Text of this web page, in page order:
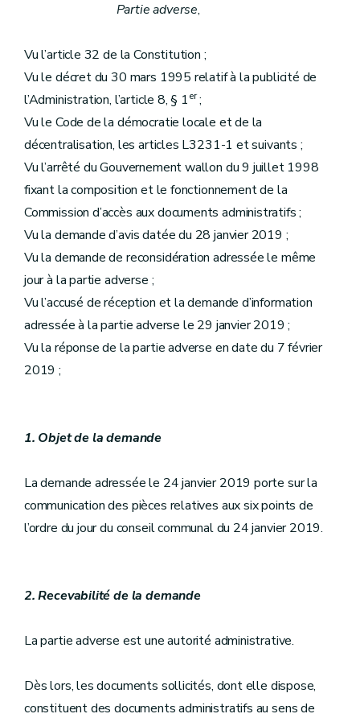
Partie adverse,
Vu l’article 32 de la Constitution ;
Vu le décret du 30 mars 1995 relatif à la publicité de
l’Administration, l’article 8, § 1er;
Vu le Code de la démocratie locale et de la
décentralisation, les articles L3231-1 et suivants ;
Vu l’arrêté du Gouvernement wallon du 9 juillet 1998
fixant la composition et le fonctionnement de la
Commission d’accès aux documents administratifs ;
Vu la demande d’avis datée du 28 janvier 2019 ;
Vu la demande de reconsidération adressée le même
jour à la partie adverse ;
Vu l’accusé de réception et la demande d’information
adressée à la partie adverse le 29 janvier 2019 ;
Vu la réponse de la partie adverse en date du 7 février
2019 ;
1. Objet de la demande
La demande adressée le 24 janvier 2019 porte sur la
communication des pièces relatives aux six points de
l’ordre du jour du conseil communal du 24 janvier 2019.
2. Recevabilité de la demande
La partie adverse est une autorité administrative.
Dès lors, les documents sollicités, dont elle dispose,
constituent des documents administratifs au sens de